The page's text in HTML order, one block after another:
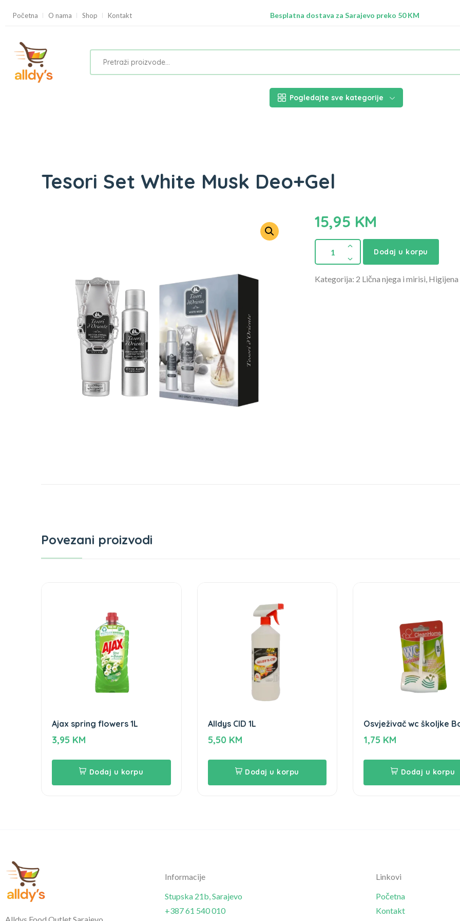
Početna O nama Shop Kontakt
Besplatna dostava za Sarajevo preko 50 KM
Pogledajte sve kategorije
Tesori Set White Musk Deo+Gel
15,95 KM
Dodaj u korpu
Kategorija: 2 Lična njega i mirisi,
Povezani proizvodi
Ajax spring flowers 1L
3,95 KM
Dodaj u korpu
Alldys CID 1L
5,50 KM
Dodaj u korpu
Osvježivač wc školjke
Clean home
1,75 KM
Dodaj u korpu
Informacije
Stupska 21b, Sarajevo
+387 61 540 010
Linkovi
Početna
Kontakt